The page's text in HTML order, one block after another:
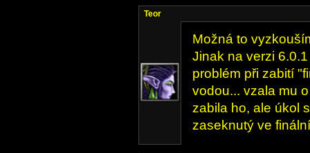
Teor
Možná to
Jinak na verzi
problém při zabití
vodou... vzala mu
zabila ho, ale úkol
zaseknutý ve